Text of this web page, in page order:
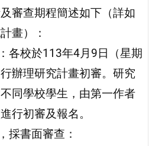
審查期程簡述如下（詳如
畫）：
各校於113年4月9日（星期
辦理研究計畫初審。研究
同學校學生，由第一作者
行初審及報名。
採書面審查：